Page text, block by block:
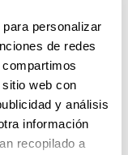
personalizar
de redes
web con
y análisis
información
recopilado a